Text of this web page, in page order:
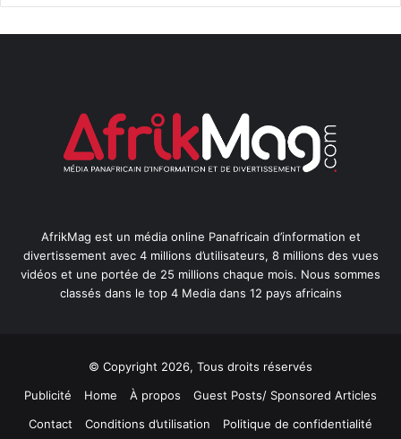
AfrikMag est un média online Panafricain d’information et
divertissement avec 4 millions d’utilisateurs, 8 millions des vues
vidéos et une portée de 25 millions chaque mois. Nous sommes
classés dans le top 4 Media dans 12 pays africains
© Copyright 2026, Tous droits réservés
Publicité
Home À propos
Guest Posts/ Sponsored Articles
Contact
Conditions d’utilisation Politique de confidentialité